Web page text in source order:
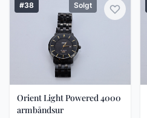
#38 Solgt
Orient Light Powered 4000
armbåndsur